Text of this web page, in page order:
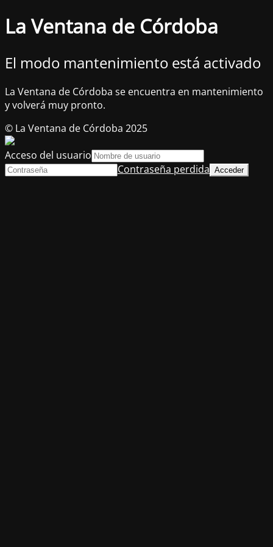
La Ventana de Córdoba
El modo mantenimiento está activado
La Ventana de Córdoba se encuentra en mantenimiento
y volverá muy pronto.
© La Ventana de Córdoba 2025
Acceso del usuario
Contraseña perdida